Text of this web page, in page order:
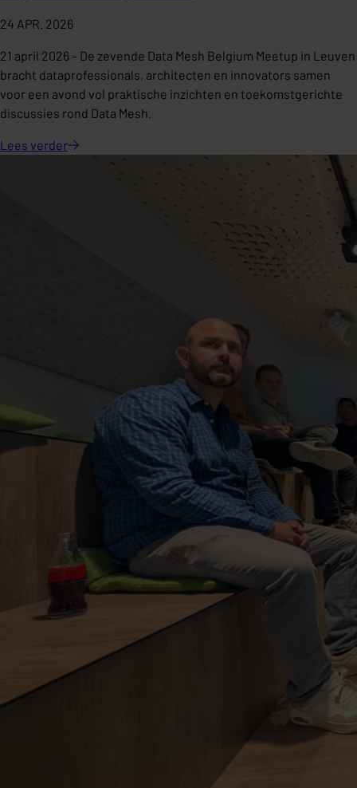
24 APR. 2026
21 april 2026 – De zevende Data Mesh Belgium Meetup in Leuven
bracht dataprofessionals, architecten en innovators samen
voor een avond vol praktische inzichten en toekomstgerichte
discussies rond Data Mesh.
Lees verder